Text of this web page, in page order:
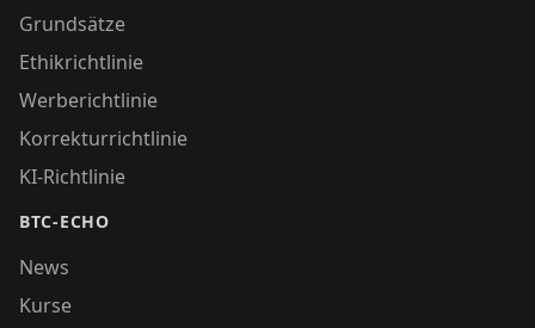
Grundsätze
Ethikrichtlinie
Werberichtlinie
Korrekturrichtlinie
KI-Richtlinie
BTC-ECHO
News
Kurse